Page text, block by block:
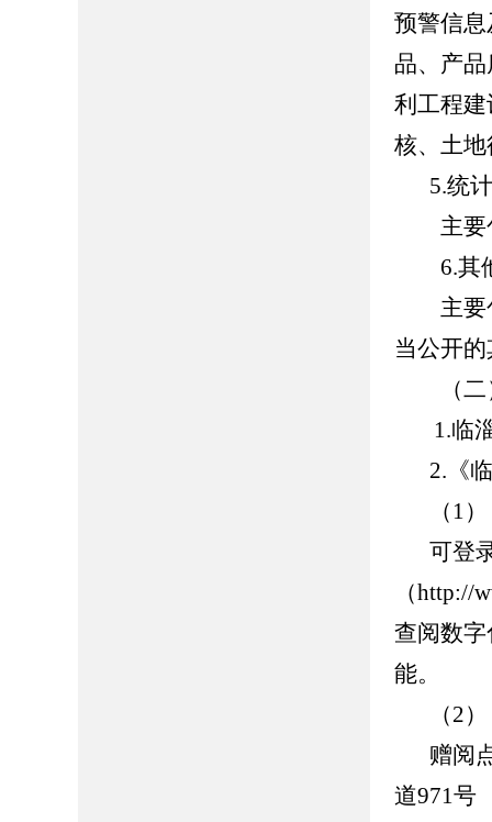
预警信
品、产
利工程
核、土
5.统
主要包
6.其
主要包
当公开
（二
1.临淄
2.《
（1
可登
（http://
查阅数
能。
（2
赠阅
道971号